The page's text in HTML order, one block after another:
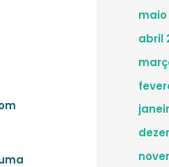
maio
abril